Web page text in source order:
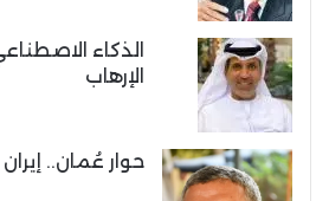
الذكاء
الإرهاب
حوار عُمان..